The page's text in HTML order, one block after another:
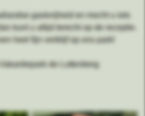
gastvrijheid en mocht u iets
kunt u altijd terecht op de receptie.
heel fijn verblijf op ons park!
Vakantiepark de Luttenberg